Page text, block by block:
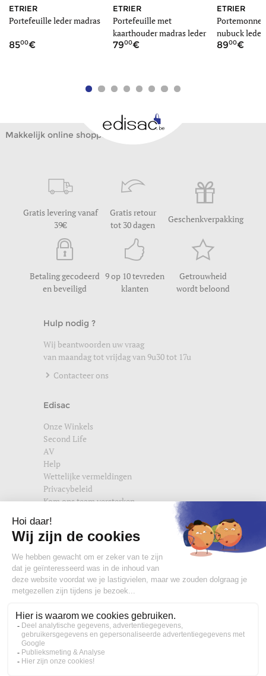
ETRIER
Portefeuille leder madras
8500
ETRIER
Portefeuille met
kaarthouder madras leder
7900
ETRIER
nubuck leder
8900
Makkelijk online shoppen
Gratis levering vanaf
39
Gratis retour
tot 30 dagen
Geschenkverpakking
Betaling gecodeerd
en beveiligd
9 op 10 tevreden
klanten
Getrouwheid
wordt beloond
Hulp nodig ?
Wij beantwoorden uw vraag
van maandag tot vrijdag van 9u30 tot 17u
Contacteer ons
Edisac
Onze Winkels
Second Life
AV
Help
Wettelijke vermeldingen
Privacybeleid
Kom ons team versterken
Vind ons ook terug opedisac.com enedisac.nl.
Word lid van de edisac community :
Wat onze klanten denken